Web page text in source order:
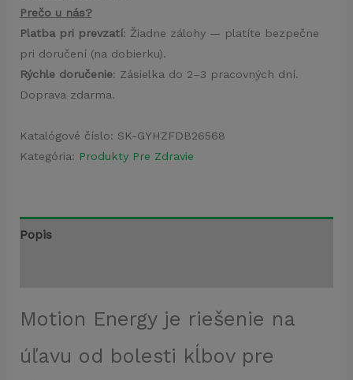
Prečo u nás?
Platba pri prevzatí: Žiadne zálohy — platíte bezpečne
pri doručení (na dobierku).
Rýchle doručenie: Zásielka do 2–3 pracovných dní.
Doprava zdarma.
Katalógové číslo: SK-GYHZFDB26568
Kategória: Produkty Pre Zdravie
Popis
Motion Energy je riešenie na
úľavu od bolesti kĺbov pre